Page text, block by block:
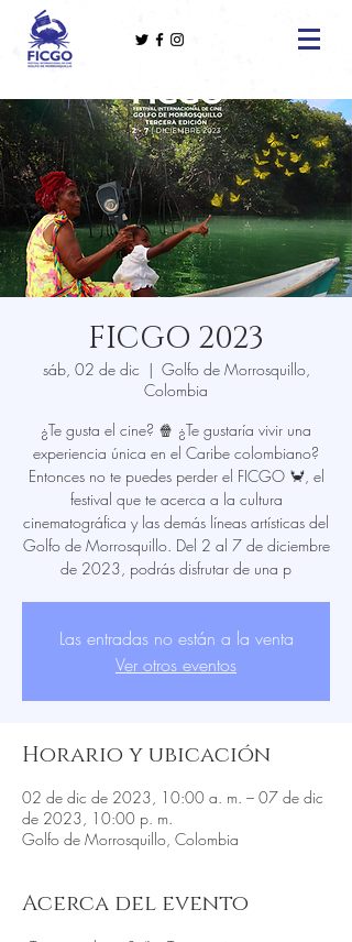
FICGO 2023
sáb, 02 de dic
  |
Golfo de Morrosquillo,
Colombia
¿Te gusta el cine? 🍿 ¿Te gustaría vivir una
experiencia única en el Caribe colombiano?
Entonces no te puedes perder el FICGO 🦀, el
festival que te acerca a la cultura
cinematográfica y las demás líneas artísticas del
Golfo de Morrosquillo. Del 2 al 7 de diciembre
de 2023, podrás disfrutar de una p
Las entradas no están a la venta
Ver otros eventos
Horario y ubicación
02 de dic de 2023, 10:00 a. m. – 07 de dic
de 2023, 10:00 p. m.
Golfo de Morrosquillo, Colombia
Acerca del evento